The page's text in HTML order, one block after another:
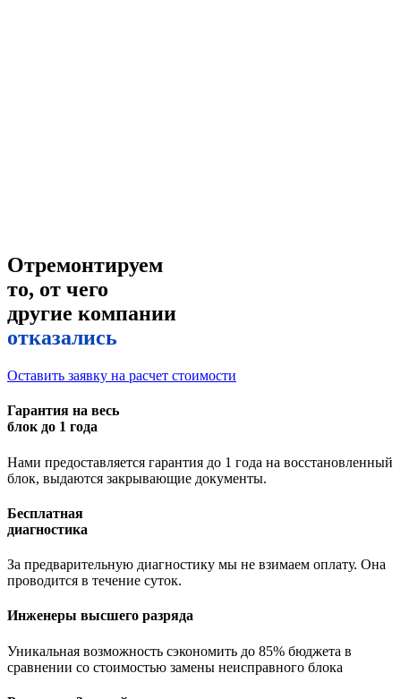
Отремонтируем
то, от чего
другие компании
отказались
Оставить заявку на расчет стоимости
Гарантия на весь
блок до 1 года
Нами предоставляется гарантия до 1 года на восстановленный
блок, выдаются закрывающие документы.
Бесплатная
диагностика
За предварительную диагностику мы не взимаем оплату. Она
проводится в течение суток.
Инженеры высшего разряда
Уникальная возможность сэкономить до 85% бюджета в
сравнении со стоимостью замены неисправного блока